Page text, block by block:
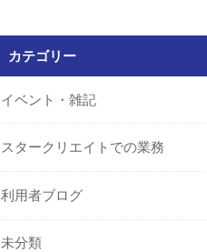
カテゴリー
イベント・雑記
スタークリエイトでの業務
利用者ブログ
未分類